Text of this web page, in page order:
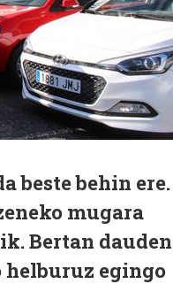
beste behin ere.
mugara
Bertan dauden
egingo